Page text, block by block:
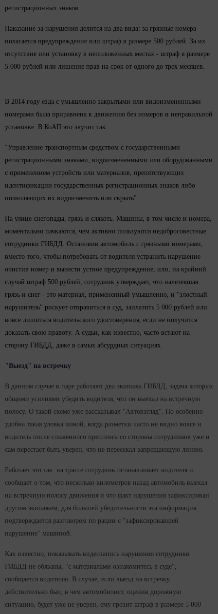
регистрационных знаков.
Наказание за нарушения делится на два вида: за грязные номера
полагается предупреждение или штраф в размере 500 рублей. За их
отсутствие или установку в неположенных местах - штраф в размере
5 000 рублей или лишение прав на срок от одного до трех месяцев.
В 2014 году езда с умышленно закрытыми или видоизмененными
номерами была приравнена к движению без номеров и неправильной
установке. В КоАП это звучит так:
"Управление транспортным средством с государственными
регистрационными знаками, видоизмененными или оборудованными
с применением устройств или материалов, препятствующих
идентификации государственных регистрационных знаков либо
позволяющих их видоизменить или скрыть"
На улице снегопады, грязь и слякоть. Машины, в том числе и номера,
моментально пачкаются, чем активно пользуются недобросовестные
сотрудники ГИБДД. Остановив автомобиль с грязными номерами,
вместо того, чтобы потребовать от водителя устранить нарушение
очистив номер и вынести устное предупреждение, или, на крайний
случай штраф 500 рублей, сотрудник утверждает, что налетевшая
грязь и снег - это материал, примененный умышленно, и "злостный
нарушитель" рискует отправиться в суд, заплатить 5 000 рублей или
вовсе лишиться водительского удостоверения, если не получится
доказать свою правоту. А судьи, как известно, часто встают на
сторону ГИБДД, даже в самых абсурдных ситуациях.
"Выезд" на встречку
В данном случае в паре работают два экипажа ГИБДД, задача которых
общими усилиями убедить водителя, что он выехал на встречную
полосу. О такой схеме уже рассказывал "Автовзгляд". Но особенно
удобна такая уловка зимой, когда разметки часто не видно вовсе и
водитель после слаженного прессинга со стороны сотрудников уже и
сам перестает быть уверен, что не пересекал запрещающую линию.
Работает это так: на трассе сотрудник останавливает водителя и
сообщает о том, что несколько километров назад автомобиль выехал
на встречную полосу движения и что факт нарушения зафиксирован
другим экипажем, для большей убедительности эта информация
подтверждается разговором по рации с "зафиксировавшей
нарушение" машиной.
Как известно, показывать видеозапись нарушения сотрудники
ГИБДД не обязаны, "с материалами ознакомитесь в суде", -
сообщается водителю. В случае, если выезд на встречку
действительно был, в чем автомобилист, оценив дорожную
ситуацию, будет уже не уверен, ему грозит штраф в размере 5 000